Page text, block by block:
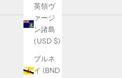
英領ヴ
ァージ
ン諸島
(USD $)
ブルネ
イ (BND